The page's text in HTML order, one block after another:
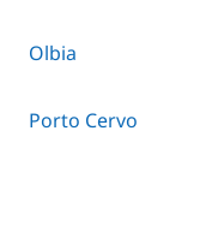
Olbia
Porto Cervo